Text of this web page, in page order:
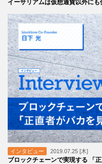
イーサリアムは仮想通貨以外に
インタビュー 2019.07.25 [木]
ブロックチェーンで実現する 「